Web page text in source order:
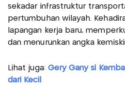
sekadar infrastruktur
pertumbuhan wilayah.
lapangan kerja baru,
dan menurunkan angka
Lihat juga: Gery Gany si
dari Kecil